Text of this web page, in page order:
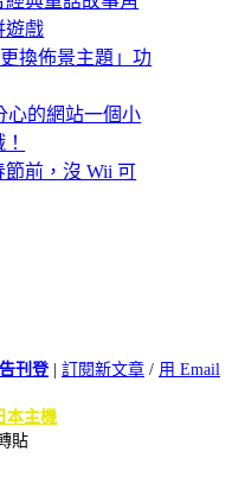
遊戲
換佈景主題」功
心的網站一個小
前，沒 Wii 可
刊登| 訂閱新文章 / 用 Email
本主機
貼